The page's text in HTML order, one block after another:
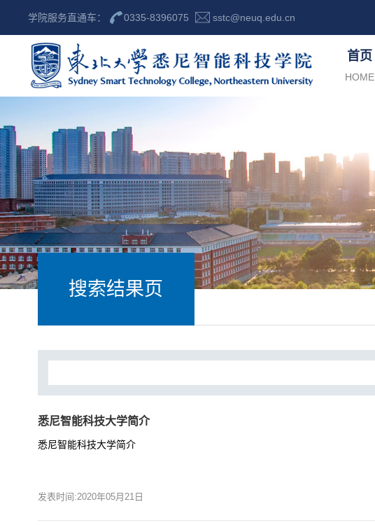
学院服务直通车： 0335-8396075 sstc@neuq.edu.cn
首页
HOME
搜索结果页
悉尼智能科技大学简介
悉尼智能科技大学简介
发表时间:2020年05月21日